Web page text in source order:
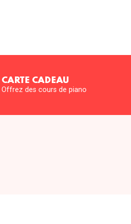
CARTE CADEAU
Offrez des cours de piano